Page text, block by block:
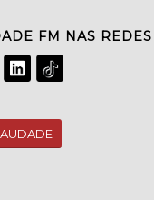
FM NAS